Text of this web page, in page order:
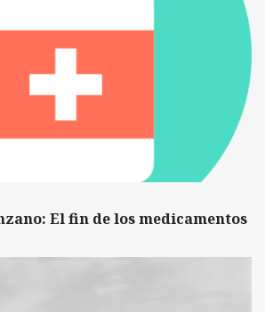
El fin de los medicamentos